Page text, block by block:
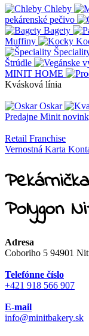
Chleby
pekárenské pečivo
Bagety
Muffiny
Štrúdle
MINIT HOME
Kvásková línia
Oskar
Predajne Minit
Retail Franchise
Vernostná Karta
Pekárnička
Polygon
Adresa
Coboriho 5 94901
Telefónne číslo
+421 918 566 907
E-mail
info@minitbakery.sk